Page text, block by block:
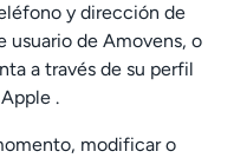
y dirección de
de Amovens, o
a través de su perfil
.
modificar o